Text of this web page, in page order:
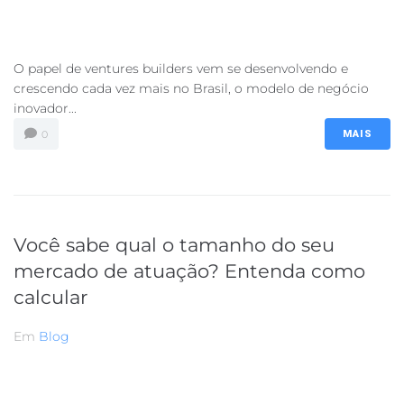
O papel de ventures builders vem se desenvolvendo e
crescendo cada vez mais no Brasil, o modelo de negócio
inovador...
0 MAIS
Você sabe qual o tamanho do seu
mercado de atuação? Entenda como
calcular
Em Blog